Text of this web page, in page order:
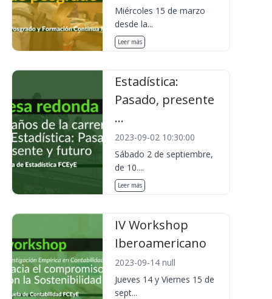
Miércoles 15 de marzo
desde la...
Leer más
Estadística:
Pasado, presente
...
2023-09-02 10:30:00
Sábado 2 de septiembre,
de 10....
Leer más
IV Workshop
Iberoamericano
2023-09-14 null
Jueves 14 y Viernes 15 de
sept...